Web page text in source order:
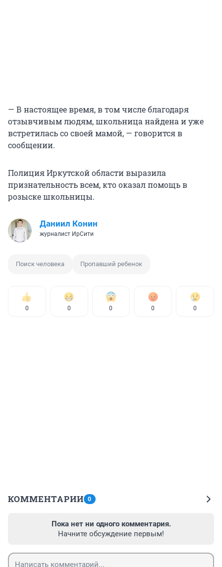
— В настоящее время, в том числе благодаря
отзывчивым людям, школьница найдена и уже
встретилась со своей мамой, — говорится в
сообщении.
Полиция Иркутской области выразила
признательность всем, кто оказал помощь в
розыске школьницы.
Даниил Конин
журналист ИрСити
Поиск человека Пропавший ребенок
0 0 0 0 0
КОММЕНТАРИИ 0
Пока нет ни одного комментария.
Начните обсуждение первым!